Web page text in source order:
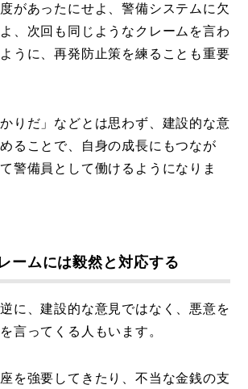
があったにせよ、警備システムに欠
、次回も同じようなクレームを言わ
うに、再発防止策を練ることも重要
かりだ」などとは思わず、建設的な意
ることで、自身の成長にもつなが
警備員として働けるようになりま
ームには毅然と対応する
に、建設的な意見ではなく、悪意を
言ってくる人もいます。
を強要してきたり、不当な金銭の支